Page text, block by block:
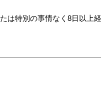
は特別の事情なく8日以上経